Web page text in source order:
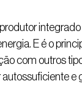
E é o
com outros